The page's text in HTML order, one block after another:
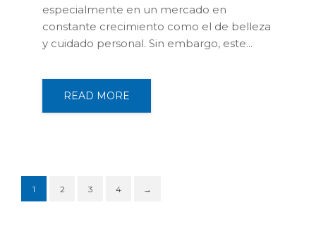
especialmente en un mercado en
constante crecimiento como el de belleza
y cuidado personal. Sin embargo, este...
READ MORE
1 2 3 4 →